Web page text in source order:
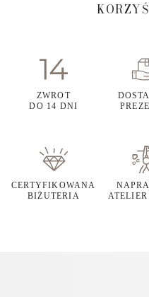
ZWROT
DO 14 DNI
CERTYFIKOWANA
BIŻUTERIA